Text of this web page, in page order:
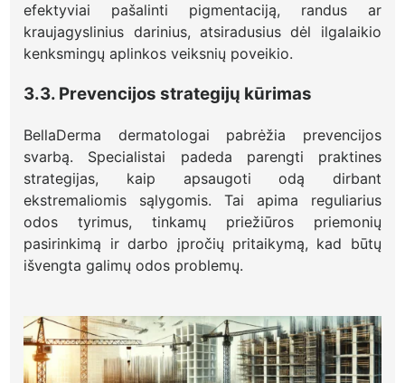
efektyviai pašalinti pigmentaciją, randus ar
kraujagyslinius darinius, atsiradusius dėl ilgalaikio
kenksmingų aplinkos veiksnių poveikio.
3.3. Prevencijos strategijų kūrimas
BellaDerma dermatologai pabrėžia prevencijos
svarbą. Specialistai padeda parengti praktines
strategijas, kaip apsaugoti odą dirbant
ekstremaliomis sąlygomis. Tai apima reguliarius
odos tyrimus, tinkamų priežiūros priemonių
pasirinkimą ir darbo įpročių pritaikymą, kad būtų
išvengta galimų odos problemų.